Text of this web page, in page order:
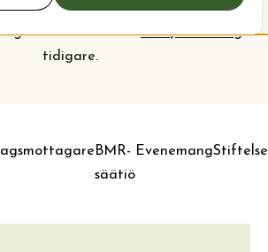
prioriteringarnainför nästa
och vem som harbeviljats bidrag
tidigare.
BMR-
säätiö
Evenemang